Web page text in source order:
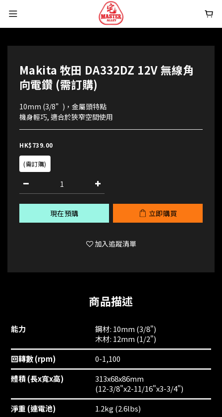
Makita 牧田 DA332DZ 12V 無線角
向電鑽 (需訂購)
10mm (3/8”)，金屬頭特點
機身輕巧, 適合於狹窄空間使用
HK$739.00
(需訂購)
現在預購 立即購買
加入追蹤清單
商品描述
能力
鋼材: 10mm (3/8")
木材: 12mm (1/2")
回轉數 (rpm)
0-1,100
體積 (長x寬x高)
313x68x86mm
(12-3/8"x2-11/16"x3-3/4")
淨重 (連電池)
1.2kg (2.6lbs)